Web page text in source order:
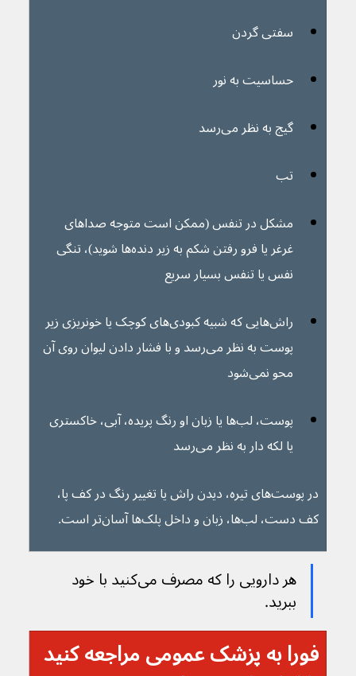
سفتی گردن
حساسیت به نور
گیج به نظر می‌رسد
تب
مشکل در تنفس (ممکن است متوجه صداهای
غرغر یا فرو رفتن شکم به زیر دنده‌ها شوید)، تنگی
نفس یا تنفس بسیار سریع
راش‌‌هایی که شبیه کبودی‌های کوچک یا خونریزی زیر
پوست به نظر می‌رسد و با فشار دادن لیوان روی آن
محو نمی‌شود
پوست، لب‌ها یا زبان او رنگ پریده، آبی، خاکستری
یا لکه دار به نظر می‌رسد
در پوست‌های تیره، دیدن راش‌ یا تغییر رنگ در کف پا،
کف دست، لب‌ها، زبان و داخل پلک‌ها آسان‌تر است.
هر دارویی را که مصرف می‌کنید با خود
ببرید.
فورا به پزشک عمومی مراجعه کنید